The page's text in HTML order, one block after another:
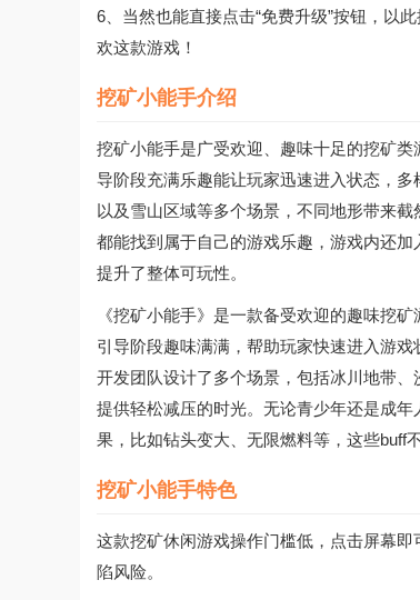
6、当然也能直接点击“免费升级”按钮，以
欢这款游戏！
挖矿小能手介绍
挖矿小能手是广受欢迎、趣味十足的挖矿
导阶段充满乐趣能让玩家迅速进入状态，
以及雪山区域等多个场景，不同地形带来
都能找到属于自己的游戏乐趣，游戏内还
提升了整体可玩性。
《挖矿小能手》是一款备受欢迎的趣味挖
引导阶段趣味满满，帮助玩家快速进入游
开发团队设计了多个场景，包括冰川地带
提供轻松减压的时光。无论青少年还是成
果，比如钻头变大、无限燃料等，这些buff
挖矿小能手特色
这款挖矿休闲游戏操作门槛低，点击屏幕
陷风险。